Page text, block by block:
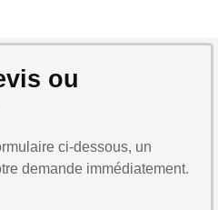
ou
ci-dessous, un
demande immédiatement.